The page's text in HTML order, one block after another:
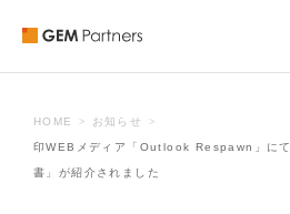
HOME お知らせ
印WEBメディア「Outlook Respawn」にて
書」が紹介されました